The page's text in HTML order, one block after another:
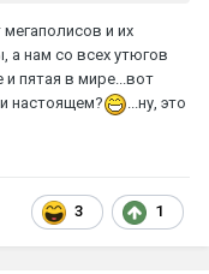
и их
а нам со всех утюгов
пятая в мире...вот
настоящем?
...ну, это
3 1